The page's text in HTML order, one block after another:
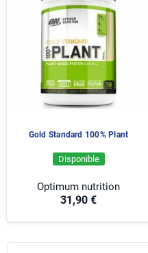
Gold Standard 100% Plant
Disponible
Optimum nutrition
31,90 €